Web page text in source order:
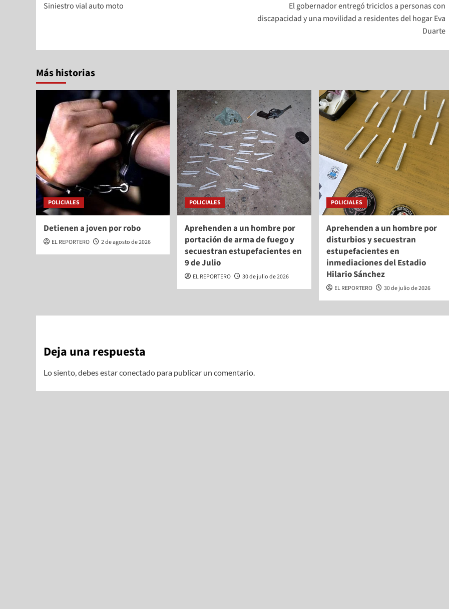
Siniestro vial auto moto
El gobernador entregó triciclos a personas con
discapacidad y una movilidad a residentes del hogar Eva
Duarte
Más historias
POLICIALES
Detienen a joven por robo
EL REPORTERO 2 de agosto de 2026
POLICIALES
Aprehenden a un hombre por
portación de arma de fuego y
secuestran estupefacientes en
9 de Julio
EL REPORTERO 30 de julio de 2026
POLICIALES
Aprehenden a un hombre por
disturbios y secuestran
estupefacientes en
inmediaciones del Estadio
Hilario Sánchez
EL REPORTERO 30 de julio de 2026
Deja una respuesta
Lo siento, debes estarconectado para publicar un comentario.